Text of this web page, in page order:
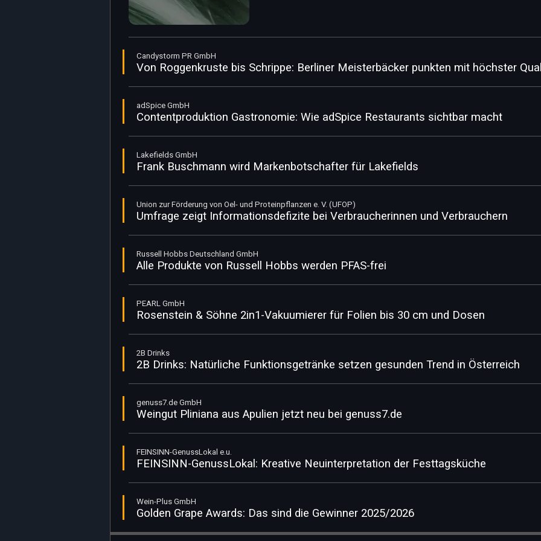
Candystorm PR GmbH
Von Roggenkruste bis Schrippe: Berliner Meisterbäcker punkten mit höchster
adSpice GmbH
Contentproduktion Gastronomie: Wie adSpice Restaurants sichtbar macht
Lakefields GmbH
Frank Buschmann wird Markenbotschafter für Lakefields
Union zur Förderung von Oel- und Proteinpflanzen e. V. (UFOP)
Umfrage zeigt Informationsdefizite bei Verbraucherinnen und Verbrauchern
Russell Hobbs Deutschland GmbH
Alle Produkte von Russell Hobbs werden PFAS-frei
PEARL GmbH
Rosenstein & Söhne 2in1-Vakuumierer für Folien bis 30 cm und Dosen
2B Drinks
2B Drinks: Natürliche Funktionsgetränke setzen gesunden Trend in Österreich
genuss7.de GmbH
Weingut Pliniana aus Apulien jetzt neu bei genuss7.de
FEINSINN-GenussLokal e.u.
FEINSINN-GenussLokal: Kreative Neuinterpretation der Festtagsküche
Wein-Plus GmbH
Golden Grape Awards: Das sind die Gewinner 2025/2026